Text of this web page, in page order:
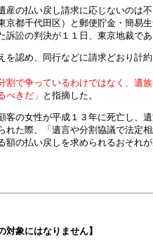
産の払い戻し請求に応じないのは
京都千代田区）と郵便貯金・簡易
訟の判決が１１日、東京地裁であ
を認め、同行などに請求どおり計
割で争っているわけではなく、遺
べきだ」 と指摘した。
客の女性が平成１３年に死亡し、
れた際、「遺言や分割協議で法定
額の払い戻しを求められるおそれ
対象にはなりません】